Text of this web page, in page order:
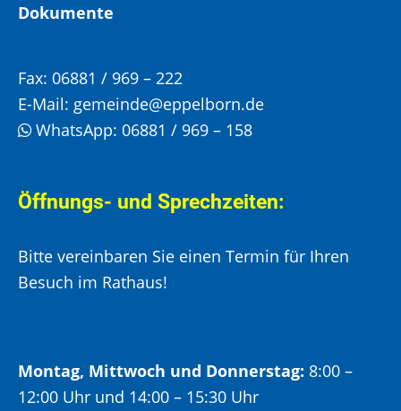
Dokumente
Fax: 06881 / 969 – 222
E-Mail: gemeinde@eppelborn.de
WhatsApp: 06881 / 969 – 158
Öffnungs- und Sprechzeiten:
Bitte vereinbaren Sie einen Termin für Ihren
Besuch im Rathaus!
Montag, Mittwoch und Donnerstag: 8:00 –
12:00 Uhr und 14:00 – 15:30 Uhr